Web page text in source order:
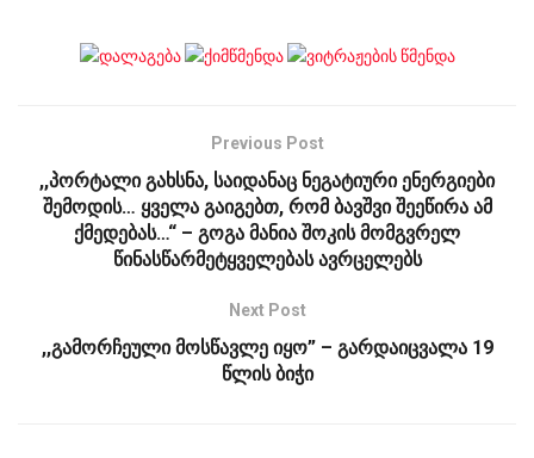
Previous Post
,,პორტალი გახსნა, საიდანაც ნეგატიური ენერგიები
შემოდის… ყველა გაიგებთ, რომ ბავშვი შეეწირა ამ
ქმედებას…“ – გოგა მანია შოკის მომგვრელ
წინასწარმეტყველებას ავრცელებს
Next Post
,,გამორჩეული მოსწავლე იყო” – გარდაიცვალა 19
წლის ბიჭი